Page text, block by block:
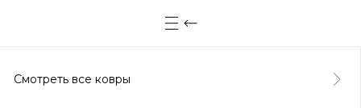
Смотреть все ковры